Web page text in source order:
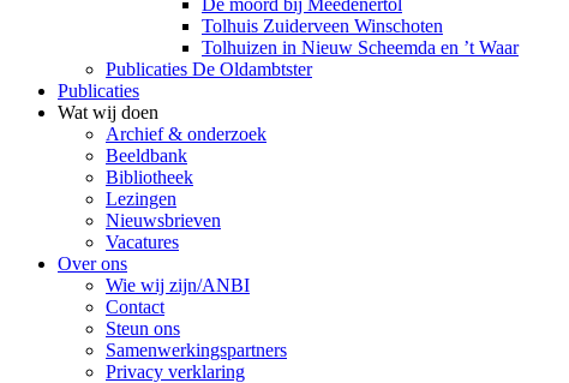
De moord bij Meedenertol
Tolhuis Zuiderveen Winschoten
Tolhuizen in Nieuw Scheemda en ’t Waar
Publicaties De Oldambtster
Publicaties
Wat wij doen
Archief & onderzoek
Beeldbank
Bibliotheek
Lezingen
Nieuwsbrieven
Vacatures
Over ons
Wie wij zijn/ANBI
Contact
Steun ons
Samenwerkingspartners
Privacy verklaring